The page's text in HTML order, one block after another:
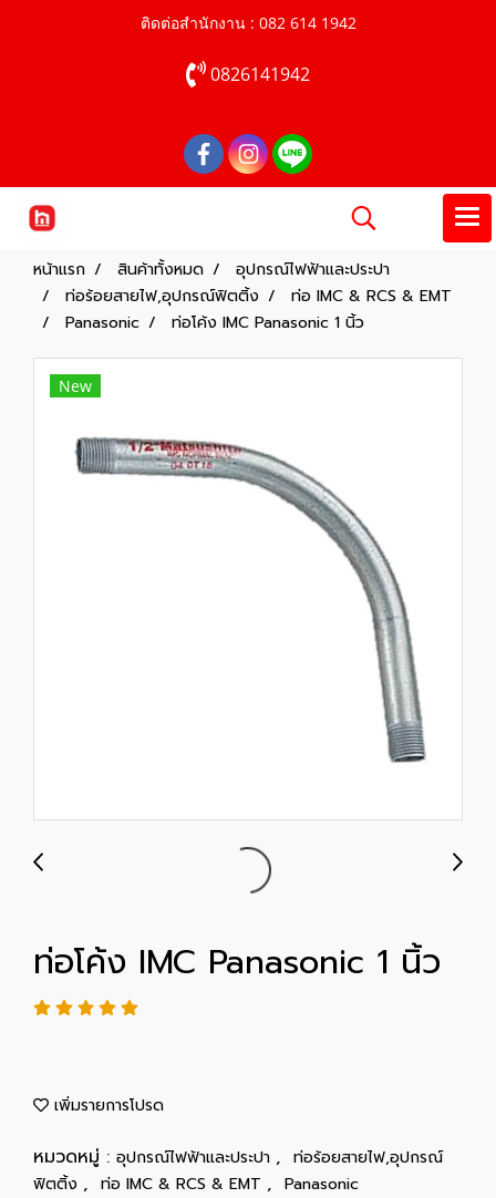
ติดต่อสำนักงาน : 082 614 1942
0826141942
หน้าแรก สินค้าทั้งหมด
อุปกรณ์ไฟฟ้าและประปา
ท่อร้อยสายไฟ,อุปกรณ์ฟิตติ้ง
ท่อ IMC & RCS & EMT
Panasonic
ท่อโค้ง IMC Panasonic 1 นิ้ว
New
ท่อโค้ง IMC Panasonic 1 นิ้ว
เพิ่มรายการโปรด
หมวดหมู่ : อุปกรณ์ไฟฟ้าและประปา , ท่อร้อยสายไฟ,อุปกรณ์
ฟิตติ้ง , ท่อ IMC & RCS & EMT , Panasonic